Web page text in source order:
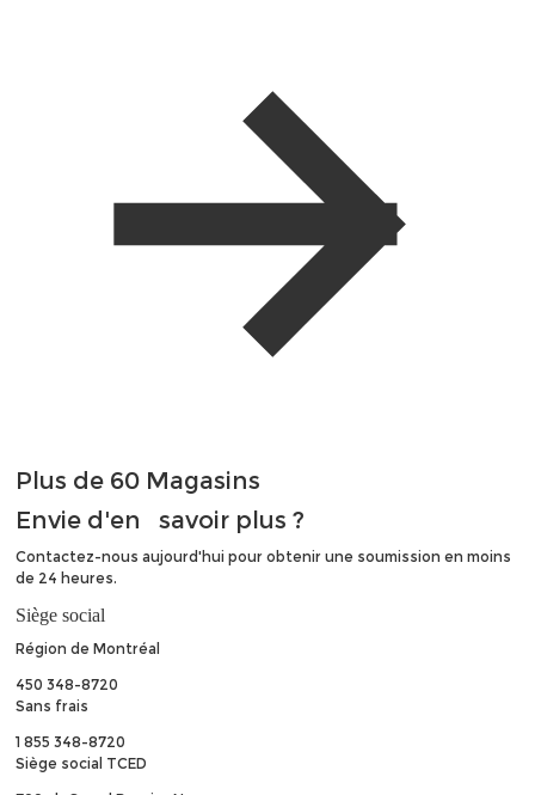
Plus de 60 Magasins
Envie d'en
savoir plus ?
Contactez-nous aujourd'hui pour obtenir une soumission en moins
de 24 heures.
Siège social
Région de Montréal
450 348-8720
Sans frais
1 855 348-8720
Siège social TCED